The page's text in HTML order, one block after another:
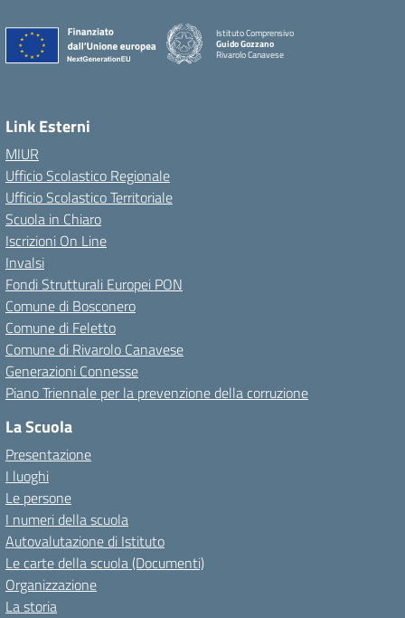
Istituto Comprensivo
Guido Gozzano
Rivarolo Canavese
Link Esterni
MIUR
Ufficio Scolastico Regionale
Ufficio Scolastico Territoriale
Scuola in Chiaro
Iscrizioni On Line
Invalsi
Fondi Strutturali Europei PON
Comune di Bosconero
Comune di Feletto
Comune di Rivarolo Canavese
Generazioni Connesse
Piano Triennale per la prevenzione della corruzione
La Scuola
Presentazione
I luoghi
Le persone
I numeri della scuola
Autovalutazione di Istituto
Le carte della scuola (Documenti)
Organizzazione
La storia